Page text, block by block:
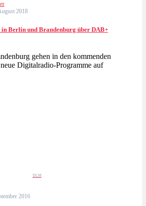
2018
Berlin und Brandenburg über DAB+
gehen in den kommenden
Digitalradio-Programme auf
DLM
2016